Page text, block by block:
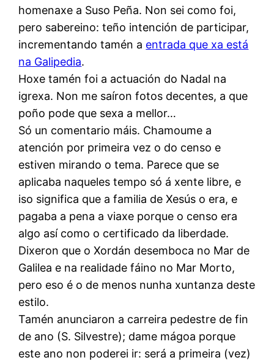
homenaxe a Suso Peña. Non sei como foi,
pero sabereino: teño intención de participar,
incrementando tamén a entrada que xa está
na Galipedia.
Hoxe tamén foi a actuación do Nadal na
igrexa. Non me saíron fotos decentes, a que
poño pode que sexa a mellor…
Só un comentario máis. Chamoume a
atención por primeira vez o do censo e
estiven mirando o tema. Parece que se
aplicaba naqueles tempo só á xente libre, e
iso significa que a familia de Xesús o era, e
pagaba a pena a viaxe porque o censo era
algo así como o certificado da liberdade.
Dixeron que o Xordán desemboca no Mar de
Galilea e na realidade fáino no Mar Morto,
pero eso é o de menos nunha xuntanza deste
estilo.
Tamén anunciaron a carreira pedestre de fin
de ano (S. Silvestre); dame mágoa porque
este ano non poderei ir: será a primeira (vez)